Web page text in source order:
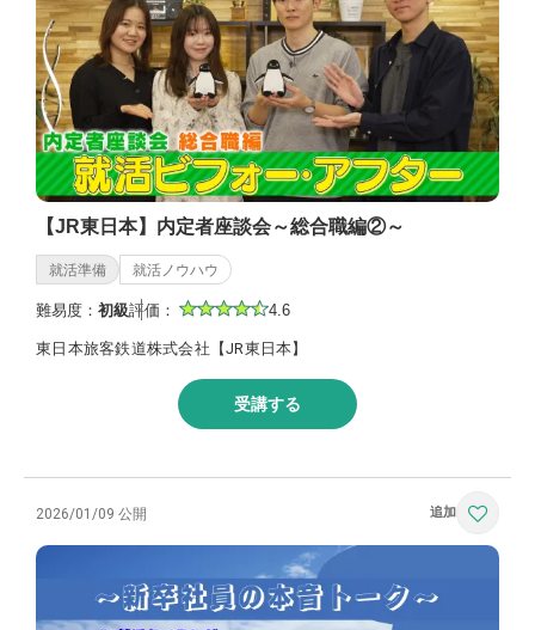
【JR東日本】内定者座談会～総合職編②～
就活準備 就活ノウハウ
難易度： 初級評価： 4.6
東日本旅客鉄道株式会社【JR東日本】
受講する
2026/01/09 公開